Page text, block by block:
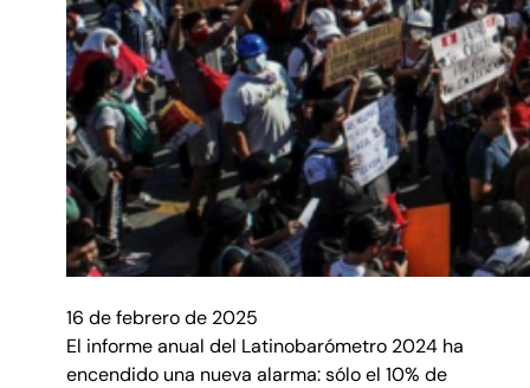
16 de febrero de 2025
El informe anual del Latinobarómetro 2024 ha
encendido una nueva alarma: sólo el 10% de